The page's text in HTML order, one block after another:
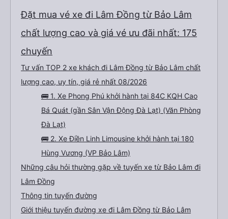
chuyển chạy ghê quá, cảm giác y chang tàu lượn siêu tốc vậy 😅.Nói tóm lại
là 1 trải nghiệm rất hài lòng. Cảm ơn Team xe 60F 00575 và Phong Phú
Đặt mua vé xe đi Lâm Đồng từ Bảo Lâm
chất lượng cao và giá vé ưu đãi nhất: 175
chuyến
Tư vấn TOP 2 xe khách đi Lâm Đồng từ Bảo Lâm chất
lượng cao, uy tín, giá rẻ nhất 08/2026
🚌 1. Xe Phong Phú khởi hành tại 84C KQH Cao
Bá Quát (gần Sân Vận Động Đà Lạt) (Văn Phòng
Đà Lạt)
🚌 2. Xe Điền Linh Limousine khởi hành tại 180
Hùng Vương (VP Bảo Lâm)
Những câu hỏi thường gặp về tuyến xe từ Bảo Lâm đi
Lâm Đồng
Thông tin tuyến đường
Giới thiệu tuyến đường xe đi Lâm Đồng từ Bảo Lâm